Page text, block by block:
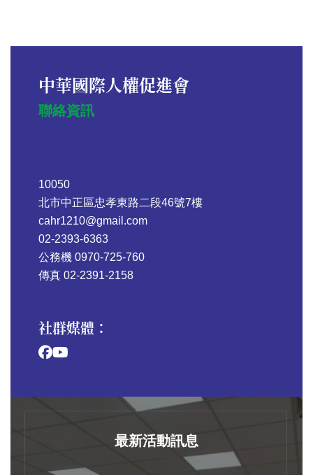
中華國際人權促進會
聯絡資訊
10050
北市中正區忠孝東路二段46號7樓
cahr1210@gmail.com
02-2393-6363
公務機 0970-725-760
傳真 02-2391-2158
社群媒體：
最新活動訊息